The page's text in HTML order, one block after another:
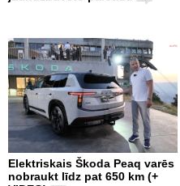
Elektriskais Škoda Peaq varēs
nobraukt līdz pat 650 km (+